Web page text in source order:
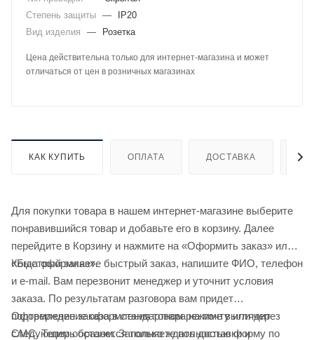
Степень защиты —
IP20
Вид изделия
— Розетка
Цена действительна только для интернет-магазина и может
отличаться от цен в розничных магазинах
КАК КУПИТЬ ОПЛАТА ДОСТАВКА
Для покупки товара в нашем интернет-магазине выберите
понравившийся товар и добавьте его в корзину. Далее
перейдите в Корзину и нажмите на «Оформить заказ» или
«Быстрый заказ».
Когда оформляете быстрый заказ, напишите ФИО, телефон
и e-mail. Вам перезвонит менеджер и уточнит условия
заказа. По результатам разговора вам придет
подтверждение оформления товара на почту или через
СМС. Теперь останется только ждать доставки и
Оформление заказа в стандартном режиме выглядит
следующим образом. Заполняете полностью форму по